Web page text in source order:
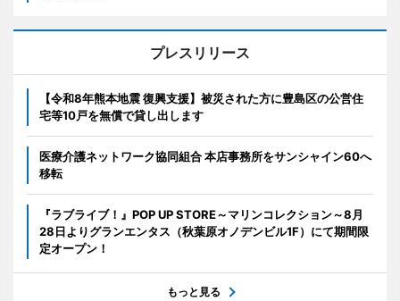
プレスリリース
【令和8年熊本地震 復興支援】被災された方に豊島区の公営住
宅等10戸を無償で貸し出します
医療介護ネットワーク協同組合 本店事務所をサンシャイン60へ
移転
『ラブライブ！』POP UP STORE～マリンコレクション～8月
28日よりグランエンタス（秋葉原オノデンビル1F）にて期間限
定オープン！
もっと見る